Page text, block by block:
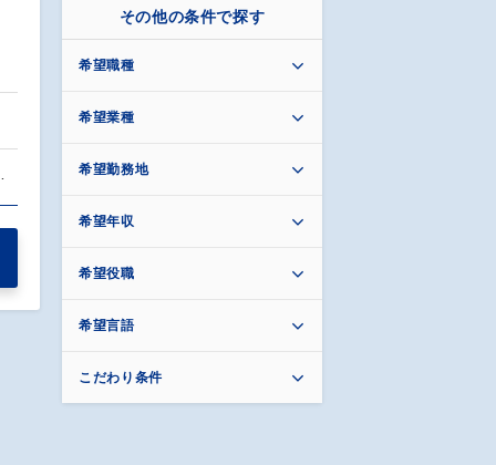
その他の条件で探す
希望職種
希望業種
希望勤務地
希望年収
希望役職
希望言語
こだわり条件